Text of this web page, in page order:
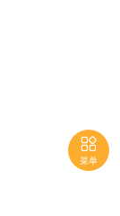

菜单